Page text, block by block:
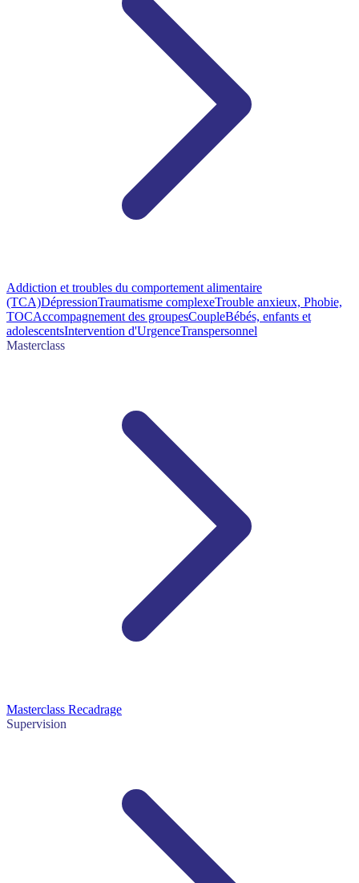
Addiction et troubles du comportement alimentaire
(TCA)DépressionTraumatisme complexeTrouble anxieux, Phobie,
TOCAccompagnement des groupesCoupleBébés, enfants et
adolescentsIntervention d'UrgenceTranspersonnel
Masterclass
Masterclass Recadrage
Supervision